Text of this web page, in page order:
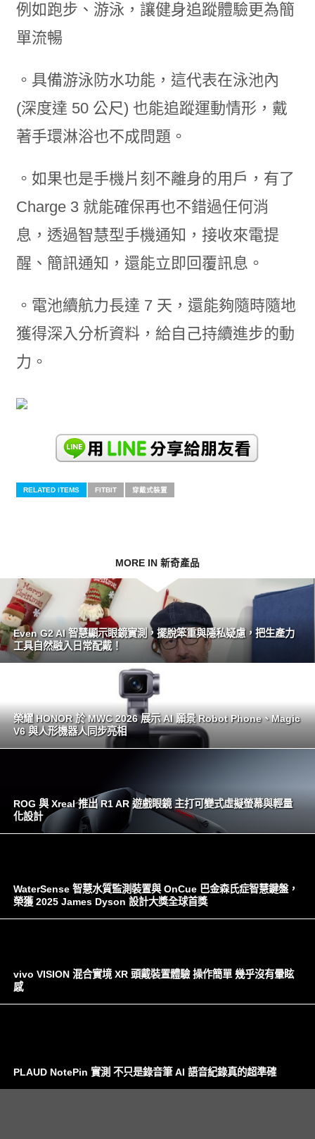
例如跑步、游泳，讓健身追蹤體驗更為簡
單流暢
。具備游泳防水功能，這代表在泳池內
(深度達 50 公尺) 也能追蹤運動情形，戴
著手環淋浴也不成問題。
。如果也是手機片刻不離身的用戶，有了
Charge 3 就能確保再也不錯過任何消
息，透過智慧型手機通知，接收來電提
醒、簡訊通知，還能立即回覆訊息。
。電池續航力長達 7 天，還能夠隨時隨地
獲得深入分析資料，給自己持續進步的動
力。
RELATED ITEMS FITBIT 穿戴式裝置
MORE IN 新奇產品
Even G2 AI 智慧顯示眼鏡實測，擺脫笨重與隱私疑慮，把生產力
工具自然融入日常配戴！
榮耀 HONOR 於 MWC 2026 展示 AI 願景 Robot Phone、Magic
V6 與人形機器人同步亮相
ROG 與 Xreal 推出 R1 AR 遊戲眼鏡 主打可變式虛擬螢幕與輕量
化設計
WaterSense 智慧水質監測裝置與 OnCue 巴金森氏症智慧鍵盤，
榮獲 2025 James Dyson 設計大獎全球首獎
vivo VISION 混合實境 XR 頭戴裝置體驗 操作簡單 幾乎沒有暈眩
感
PLAUD NotePin 實測 不只是錄音筆 AI 語音紀錄真的超準確